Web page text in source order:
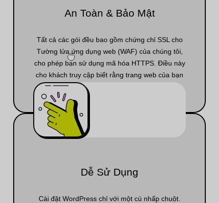
An Toàn & Bảo Mật
Tất cả các gói đều bao gồm chứng chỉ SSL cho
Tường lửa ứng dụng web (WAF) của chúng tôi,
cho phép bạn sử dụng mã hóa HTTPS. Điều này
cho khách truy cập biết rằng trang web của bạn
Dễ Sử Dụng
Cài đặt WordPress chỉ với một cú nhấp chuột.